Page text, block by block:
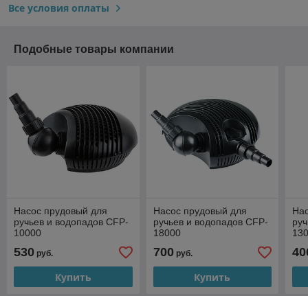
Все условия оплаты
Подобные товары компании
Насос прудовый для
ручьев и водопадов CFP-
10000
530 руб.
Купить
Насос прудовый для
ручьев и водопадов CFP-
18000
700руб.
Купить